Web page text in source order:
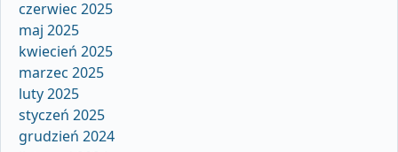
czerwiec 2025
maj 2025
kwiecień 2025
marzec 2025
luty 2025
styczeń 2025
grudzień 2024